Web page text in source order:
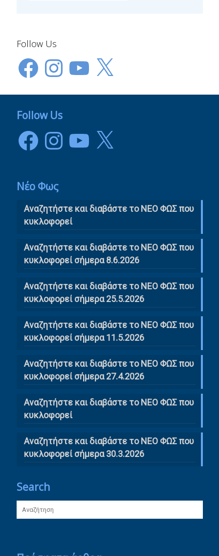
Follow Us
FacebookInstagramYouTube
X
Follow Us
FacebookInstagramYouTube
X
Νέο Φως
Αναζητήστε και διαβάστε το NΕΟ ΦΩΣ που
κυκλοφορεί
Αναζητήστε και διαβάστε το ΝΕΟ ΦΩΣ που
κυκλοφορεί σήμερα 8.6.2026
Αναζητήστε και διαβάστε το ΝΕΟ ΦΩΣ που
κυκλοφορεί σήμερα 25.5.2026
Αναζητήστε και διαβάστε το ΝΕΟ ΦΩΣ που
κυκλοφορεί σήμερα 11.5.2026
Αναζητήστε και διαβάστε το ΝΕΟ ΦΩΣ που
κυκλοφορεί σήμερα 27.4.2026
Αναζητήστε και διαβάστε το ΝΕΟ ΦΩΣ που
κυκλοφορεί
Αναζητήστε και διαβάστε το ΝΕΟ ΦΩΣ που
κυκλοφορεί σήμερα 30.3.2026
Search